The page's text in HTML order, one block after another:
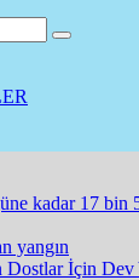
kadar 17 bin
yangın
İçin Dev